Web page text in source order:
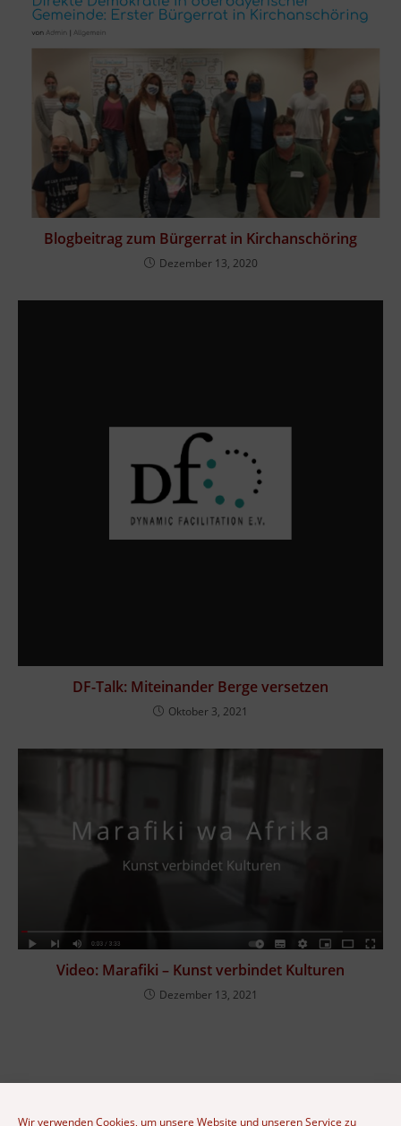
Wir verwenden Cookies, um unsere Website und unseren Service zu
Blogbeitrag zum Bürgerrat in Kirchanschöring
Dezember 13, 2020
DF-Talk: Miteinander Berge versetzen
Oktober 3, 2021
Video: Marafiki – Kunst verbindet Kulturen
Dezember 13, 2021